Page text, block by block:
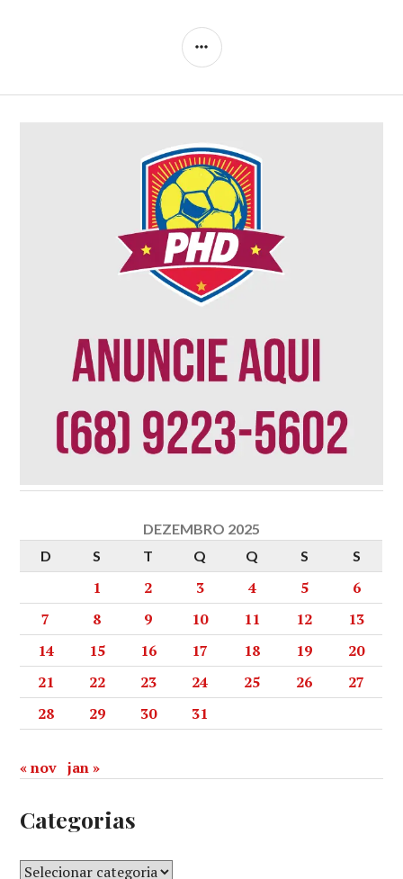
DEZEMBRO 2025
D
S T Q Q S S
1 2 3 4 5
6
7
8 9 10 11 12
13
14
15 16 17 18 19
20
21
22 23 24 25 26
27
28
29 30 31
« nov jan »
Categorias